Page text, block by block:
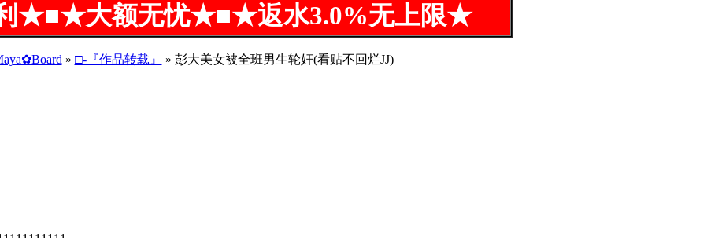
★■★大额无忧★■★返水3.0%无上限★
» □-『作品转载』 » 彭大美女被全班男生轮奸(看贴不回烂JJ)